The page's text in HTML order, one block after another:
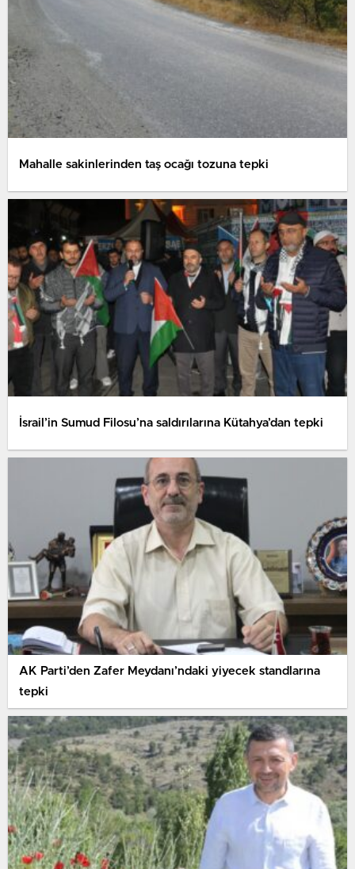
Mahalle sakinlerinden taş ocağı tozuna tepki
İsrail’in Sumud Filosu’na saldırılarına Kütahya’dan tepki
AK Parti’den Zafer Meydanı’ndaki yiyecek standlarına
tepki